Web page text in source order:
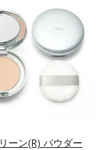
ぎ、うるおいに満ちた肌
成分、植物由来アミノ酸
オネイン）配合＝肌を整
かに保つ保湿成分、微生
ノ酸（エクトイン）配合
層にうるおいを与え、肌
保湿成分*5 ウォッシュ
（普通肌～超乾性肌）
用保湿スキンケアライン
アクアニスト」。乾燥
プの原因にアプローチす
リプルアミノ酸(*4)を配
と体内にあるアミノ酸は
排出されにくく、肌にと
るおいを蓄えてくれま
油分・無着色・無香
ーン(R) パウダー